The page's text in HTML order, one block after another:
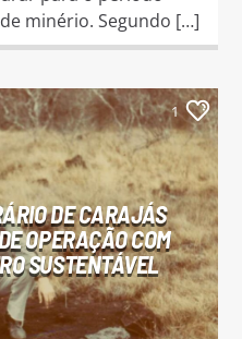
minério. Segundo […]
1
DE CARAJÁS
OPERAÇÃO COM
SUSTENTÁVEL